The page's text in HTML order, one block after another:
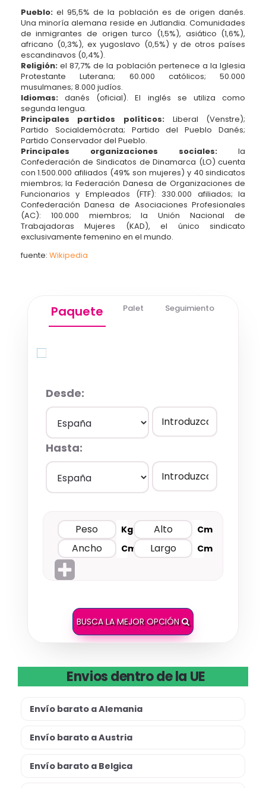
Pueblo:el 95,5% de la población es de origen danés.
Una minoría alemana reside en Jutlandia. Comunidades
de inmigrantes de origen turco (1,5%), asiático (1,6%),
africano (0,3%), ex yugoslavo (0,5%) y de otros países
escandinavos (0,4%).
Religión: el 87,7% de la población pertenece a la Iglesia
Protestante Luterana; 60.000 católicos; 50.000
musulmanes; 8.000 judíos.
Idiomas: danés (oficial). El inglés se utiliza como
segunda lengua.
Principales partidos políticos: Liberal (Venstre);
Partido Socialdemócrata; Partido del Pueblo Danés;
Partido Conservador del Pueblo.
Principales organizaciones sociales: la
Confederación de Sindicatos de Dinamarca (LO) cuenta
con 1.500.000 afiliados (49% son mujeres) y 40 sindicatos
miembros; la Federación Danesa de Organizaciones de
Funcionarios y Empleados (FTF): 330.000 afiliados; la
Confederación Danesa de Asociaciones Profesionales
(AC): 100.000 miembros; la Unión Nacional de
Trabajadoras Mujeres (KAD), el único sindicato
exclusivamente femenino en el mundo.
fuente: Wikipedia
Paquete Palet Seguimiento
Desde:
Hasta:
Kg
Cm
Cm
Cm
BUSCA LA MEJOR OPCIÓN
Envios dentro de la UE
Envío barato a Alemania
Envío barato a Austria
Envío barato a Belgica